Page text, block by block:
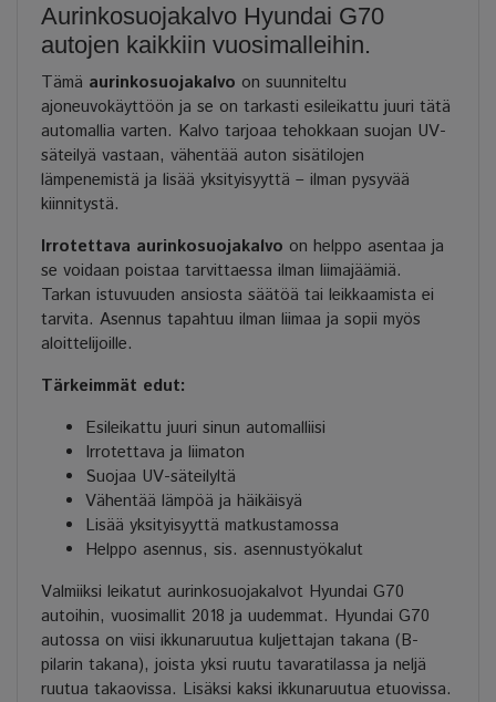
Aurinkosuojakalvo Hyundai G70
autojen kaikkiin vuosimalleihin.
Tämä aurinkosuojakalvo on suunniteltu
ajoneuvokäyttöön ja se on tarkasti esileikattu juuri tätä
automallia varten. Kalvo tarjoaa tehokkaan suojan UV-
säteilyä vastaan, vähentää auton sisätilojen
lämpenemistä ja lisää yksityisyyttä – ilman pysyvää
kiinnitystä.
Irrotettava aurinkosuojakalvo on helppo asentaa ja
se voidaan poistaa tarvittaessa ilman liimajäämiä.
Tarkan istuvuuden ansiosta säätöä tai leikkaamista ei
tarvita. Asennus tapahtuu ilman liimaa ja sopii myös
aloittelijoille.
Tärkeimmät edut:
Esileikattu juuri sinun automalliisi
Irrotettava ja liimaton
Suojaa UV-säteilyltä
Vähentää lämpöä ja häikäisyä
Lisää yksityisyyttä matkustamossa
Helppo asennus, sis. asennustyökalut
Valmiiksi leikatut aurinkosuojakalvot Hyundai G70
autoihin, vuosimallit 2018 ja uudemmat. Hyundai G70
autossa on viisi ikkunaruutua kuljettajan takana (B-
pilarin takana), joista yksi ruutu tavaratilassa ja neljä
ruutua takaovissa. Lisäksi kaksi ikkunaruutua etuovissa.